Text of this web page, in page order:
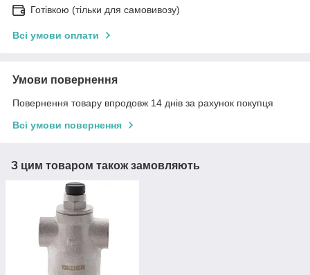
Готівкою (тільки для самовивозу)
Всі умови оплати
Умови повернення
Повернення товару впродовж 14 днів за рахунок покупця
Всі умови повернення
З цим товаром також замовляють